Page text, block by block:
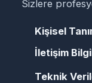
Sizlere
Kişisel
İletişim
Teknik